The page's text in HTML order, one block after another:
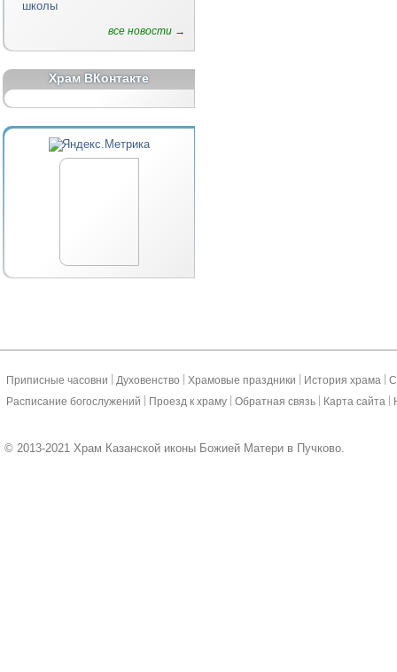
школы
все новости →
Храм ВКонтакте
Приписные часовни Духовенство Храмовые праздники История храма
Расписание богослужений
Проезд к храму Обратная связь Карта сайта
© 2013-2021 Храм Казанской иконы Божией Матери в Пучково.